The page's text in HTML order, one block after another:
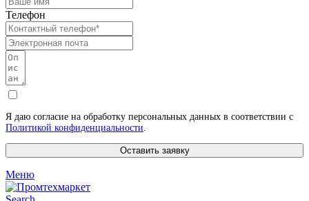
Телефон
Я даю согласие на обработку персональных данных в соответствии с
Политикой конфиденциальности.
Оставить заявку
Меню